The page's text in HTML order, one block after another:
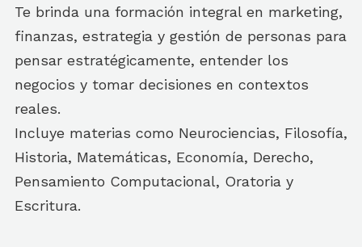
Te brinda una formación integral en marketing,
finanzas, estrategia y gestión de personas para
pensar estratégicamente, entender los
negocios y tomar decisiones en contextos
reales.
Incluye materias como Neurociencias, Filosofía,
Historia, Matemáticas, Economía, Derecho,
Pensamiento Computacional, Oratoria y
Escritura.